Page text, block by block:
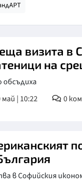
визита в
на
обсъдиха
май | 10:22
0
в Софийския